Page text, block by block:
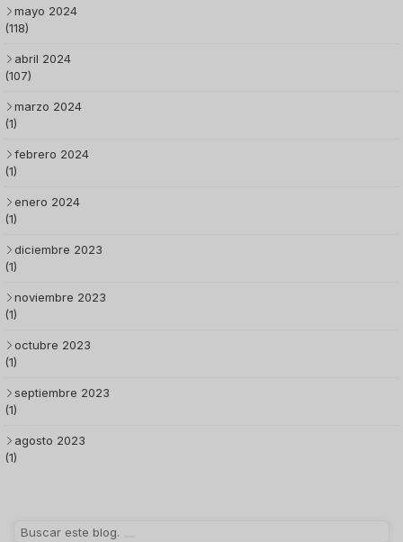
mayo 2024
(118)
abril 2024
(107)
marzo 2024
(1)
febrero 2024
(1)
enero 2024
(1)
diciembre 2023
(1)
noviembre 2023
(1)
octubre 2023
(1)
septiembre 2023
(1)
agosto 2023
(1)